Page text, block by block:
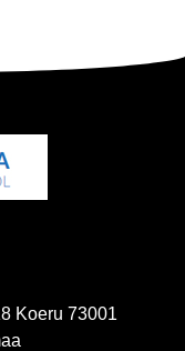
Koeru 73001